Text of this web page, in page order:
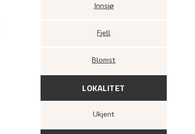
Innsjø
Fjell
Blomst
LOKALITET
Ukjent